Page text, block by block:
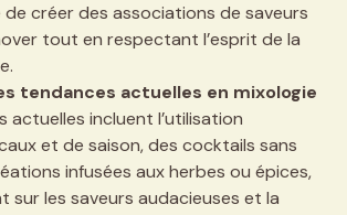
créer des associations de saveurs
tout en respectant l’esprit de la
tendances actuelles en mixologie
actuelles incluent l’utilisation
et de saison, des cocktails sans
infusées aux herbes ou épices,
sur les saveurs audacieuses et la